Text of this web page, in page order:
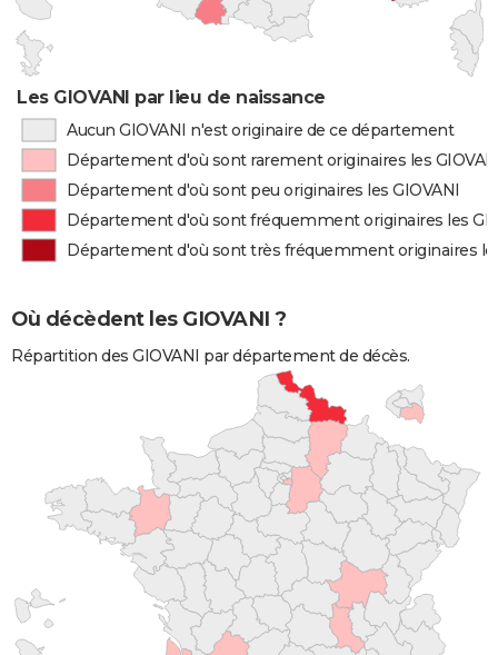
Les GIOVANI par lieu de naissance
Aucun GIOVANI n'est originaire de ce département
Département d'où sont rarement originaires les
Département d'où sont peu originaires les GIOVANI
Département d'où sont fréquemment originaires les
Département d'où sont très fréquemment originaires
Où décèdent les GIOVANI ?
Répartition des GIOVANI par département de décès.